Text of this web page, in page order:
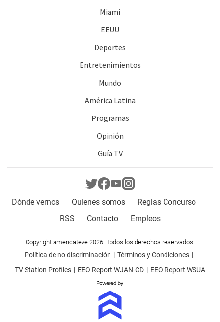
Miami
EEUU
Deportes
Entretenimientos
Mundo
América Latina
Programas
Opinión
Guía TV
Dónde vernos Quienes somos
Reglas Concurso
RSS
Contacto Empleos
Copyright americateve 2026. Todos los derechos reservados.
Política de no discriminación
Términos y Condiciones
TV Station Profiles
EEO Report WJAN-CD EEO Report WSUA